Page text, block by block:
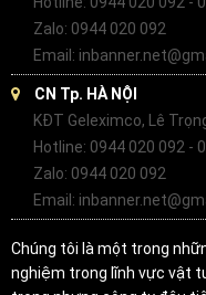
Zalo: 0944 020 092
Email:
CN Tp. HÀ NỘI
KĐT Geleximco, Lê
Hotline: 0944 020 092 -
Zalo: 0944 020 092
Email:
Chúng tôi là một trong
nghiệm trong lĩnh vực vật